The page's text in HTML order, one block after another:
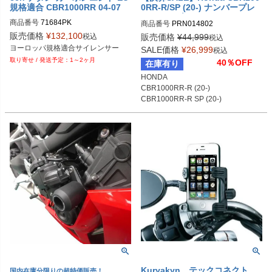
規格適合 CBR1000RR 04-07
商品番号 71684PK
EU型番：arr_71684PK
販売価格 ¥132,100税込
1～2ヶ月
0RR-R/SP (20-) ナンバープレ
mance
商品番号 PRN014802
PRN014802-01
PRN014802-02
PRN014802-03
PRN014802-04
PRN014802-05
販売価格 ¥44,999税込
SALE価格 ¥26,999税込
在庫有り 40％OFF
HONDA
CBR1000RR-R (20-)
CBR1000RR-R SP (20-)